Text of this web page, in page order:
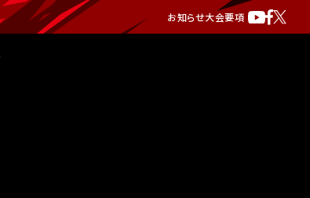
お知らせ大会要項